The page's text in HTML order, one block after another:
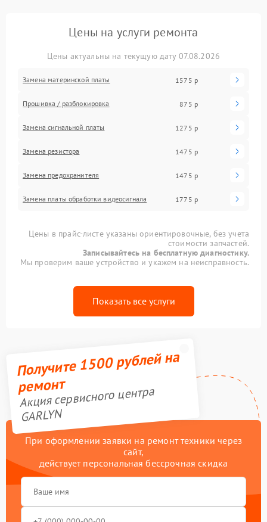
Цены на услуги ремонта
Цены актуальны на текущую дату 07.08.2026
Замена материнской платы 1575 р
Прошивка / разблокировка 875 р
Замена сигнальной платы 1275 р
Замена резистора 1475 р
Замена предохранителя 1475 р
Замена платы обработки видеосигнала 1775 р
Цены в прайс-листе указаны ориентировочные, без учета
стоимости запчастей.
Записывайтесь на бесплатную диагностику.
Мы проверим ваше устройство и укажем на неисправность.
Показать все услуги
Получите 1500 рублей на
ремонт
Акция сервисного центра
GARLYN
При оформлении заявки на ремонт техники через
сайт,
действует персональная бессрочная скидка